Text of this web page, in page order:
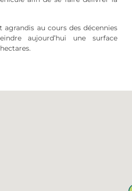
agrandis au cours des décennies
aujourd’hui une surface